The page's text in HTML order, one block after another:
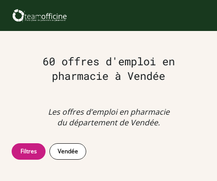
60 offres d'emploi en
pharmacie à Vendée
Les offres d’emploi en pharmacie
du département de Vendée.
Filtres Vendée